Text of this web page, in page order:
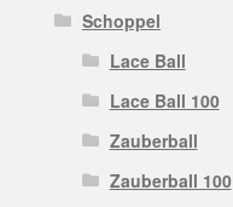
Schoppel
Lace Ball
Lace Ball 100
Zauberball
Zauberball 100